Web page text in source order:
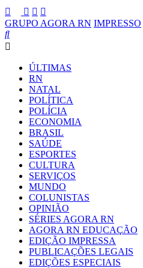
GRUPO AGORA RN IMPRESSO
ÚLTIMAS
RN
NATAL
POLÍTICA
POLÍCIA
ECONOMIA
BRASIL
SAÚDE
ESPORTES
CULTURA
SERVIÇOS
MUNDO
COLUNISTAS
OPINIÃO
SÉRIES AGORA RN
AGORA RN EDUCAÇÃO
EDIÇÃO IMPRESSA
PUBLICAÇÕES LEGAIS
EDIÇÕES ESPECIAIS